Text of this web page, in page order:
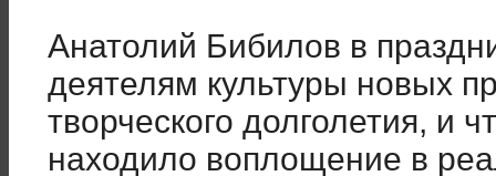
Анатолий Бибилов в
деятелям культуры новых
творческого долголетия, и
находило воплощение в